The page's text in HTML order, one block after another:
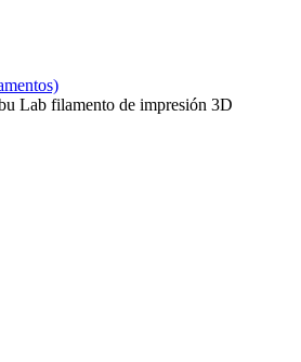
Lab filamento de impresión 3D